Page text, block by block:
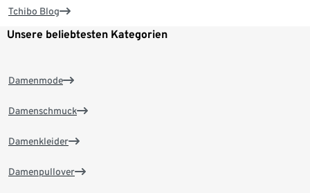
Tchibo Blog
Unsere beliebtesten Kategorien
Damenmode
Damenschmuck
Damenkleider
Damenpullover